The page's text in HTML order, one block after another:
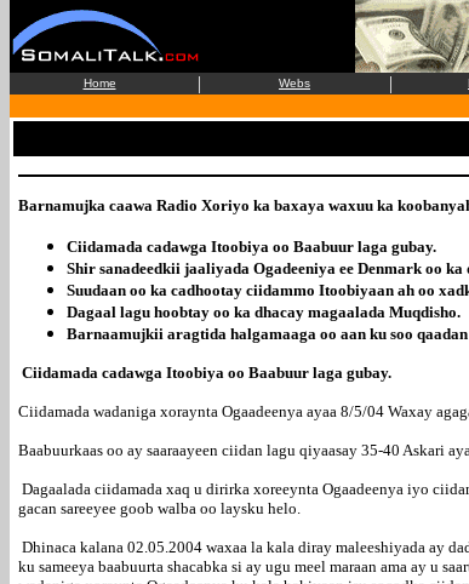
Home | Webs |
Barnamujka caawa Radio Xoriyo ka baxaya waxuu ka
Ciidamada cadawga Itoobiya oo Baabuur laga gubay.
Shir sanadeedkii jaaliyada Ogadeeniya ee Denmark oo
Suudaan oo ka cadhootay ciidammo Itoobiyaan ah oo
Dagaal lagu hoobtay oo ka dhacay magaalada Muqdisho.
Barnaamujkii aragtida halgamaaga oo aan ku soo
Ciidamada cadawga Itoobiya oo Baabuur laga gubay.
Ciidamada wadaniga xoraynta Ogaadeenya ayaa 8/5/04 Waxay
Baabuurkaas oo ay saaraayeen ciidan lagu qiyaasay 35-40 Askari
Dagaalada ciidamada xaq u dirirka xoreeynta Ogaadeenya iyo
gacan sareeyee goob walba oo laysku helo.
Dhinaca kalana 02.05.2004 waxaa la kala diray maleeshiyada ay
ku sameeya baabuurta shacabka si ay ugu meel maraan ama ay u